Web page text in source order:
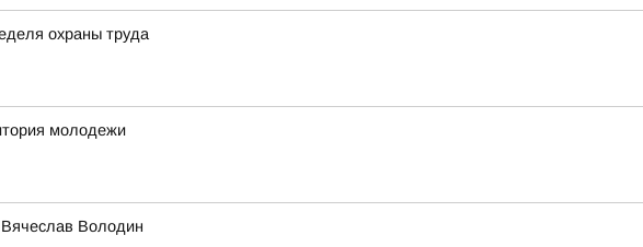
охраны труда
молодежи
Вячеслав Володин